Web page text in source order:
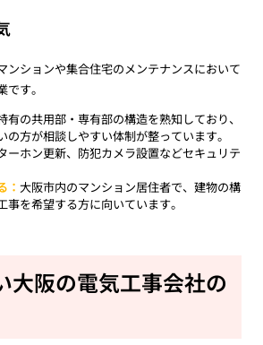
ンションや集合住宅のメンテナンスにおいて
す。
有の共用部・専有部の構造を熟知しており、
の方が相談しやすい体制が整っています。
ーホン更新、防犯カメラ設置などセキュリテ
：大阪市内のマンション居住者で、建物の構
事を希望する方に向いています。
大阪の電気工事会社の